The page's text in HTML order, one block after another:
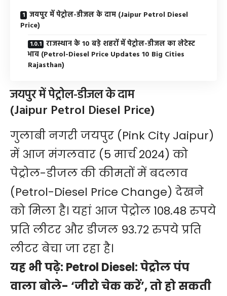
जयपुर में पेट्रोल-डीजल के दाम (Jaipur Petrol Diesel
Price)
राजस्थान के 10 बड़े शहरों में पेट्रोल-डीजल का लेटेस्ट
भाव (Petrol-Diesel Price Updates 10 Big Cities
Rajasthan)
जयपुर में पेट्रोल-डीजल के दाम
(Jaipur Petrol Diesel Price)
गुलाबी नगरी जयपुर (Pink City Jaipur)
में आज मंगलवार (5 मार्च 2024) को
पेट्रोल-डीजल की कीमतों में बदलाव
(Petrol-Diesel Price Change) देखने
को मिला है। यहां आज पेट्रोल 108.48 रुपये
प्रति लीटर और डीजल 93.72 रुपये प्रति
लीटर बेचा जा रहा है।
यह भी पढ़े: Petrol Diesel: पेट्रोल पंप
वाला बोले- ‘जीरो चेक करें’, तो हो सकती